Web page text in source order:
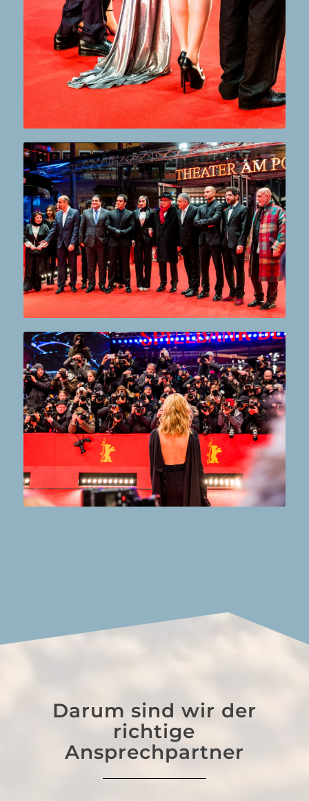
Darum sind wir der
richtige
Ansprechpartner